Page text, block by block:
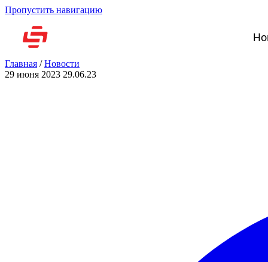
Пропустить навигацию
Главная /Новости
29 июня 2023 29.06.23